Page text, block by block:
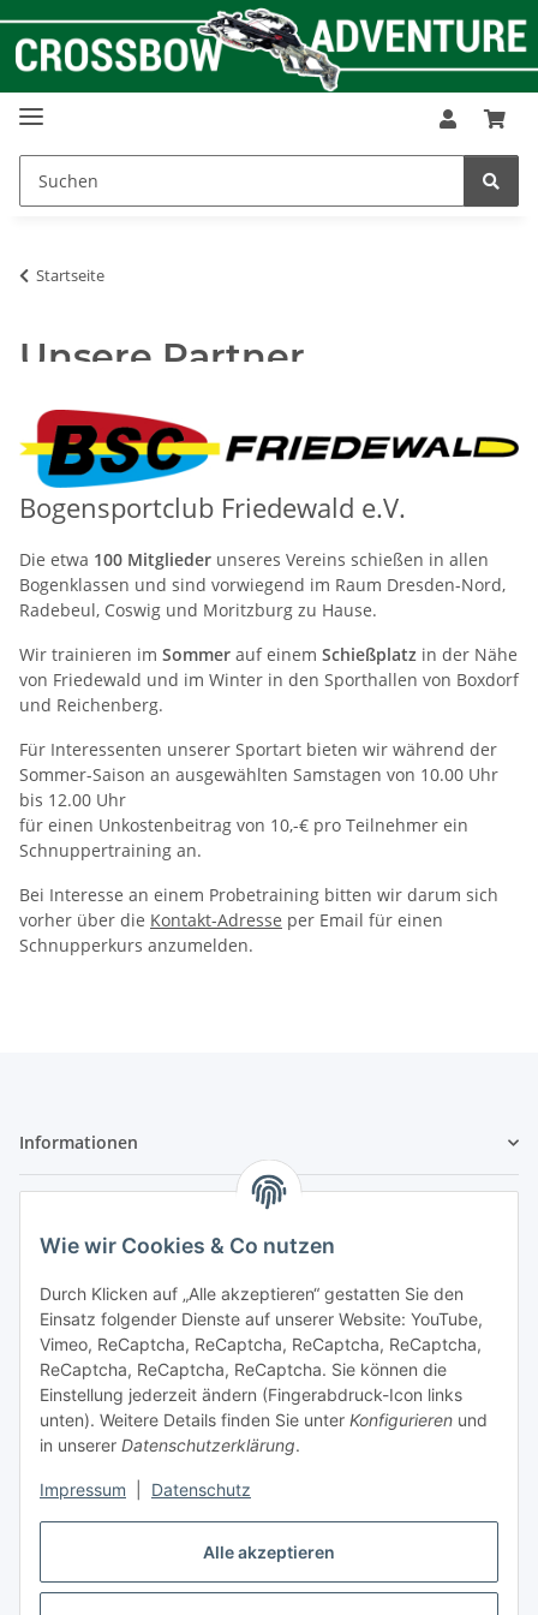
Alle akzeptieren
Wie wir Cookies & Co nutzen
Durch Klicken auf „Alle akzeptieren“ gestatten Sie den
Einsatz folgender Dienste auf unserer Website: YouTube,
Vimeo, ReCaptcha, ReCaptcha, ReCaptcha, ReCaptcha,
ReCaptcha, ReCaptcha, ReCaptcha. Sie können die
Einstellung jederzeit ändern (Fingerabdruck-Icon links
unten). Weitere Details finden Sie unter Konfigurieren und
in unserer Datenschutzerklärung.
Impressum Datenschutz
Startseite
Unsere Partner
Bogensportclub Friedewald e.V.
Die etwa 100 Mitglieder unseres Vereins schießen in allen
Bogenklassen und sind vorwiegend im Raum Dresden-Nord,
Radebeul, Coswig und Moritzburg zu Hause.
Wir trainieren im Sommer auf einem Schießplatz in der Nähe
von Friedewald und im Winter in den Sporthallen von Boxdorf
und Reichenberg.
Für Interessenten unserer Sportart bieten wir während der
Sommer-Saison an ausgewählten Samstagen von 10.00 Uhr
bis 12.00 Uhr
für einen Unkostenbeitrag von 10,-€ pro Teilnehmer ein
Schnuppertraining an.
Bei Interesse an einem Probetraining bitten wir darum sich
vorher über die Kontakt-Adresse per Email für einen
Schnupperkurs anzumelden.
Informationen
Vertrag widerrufen